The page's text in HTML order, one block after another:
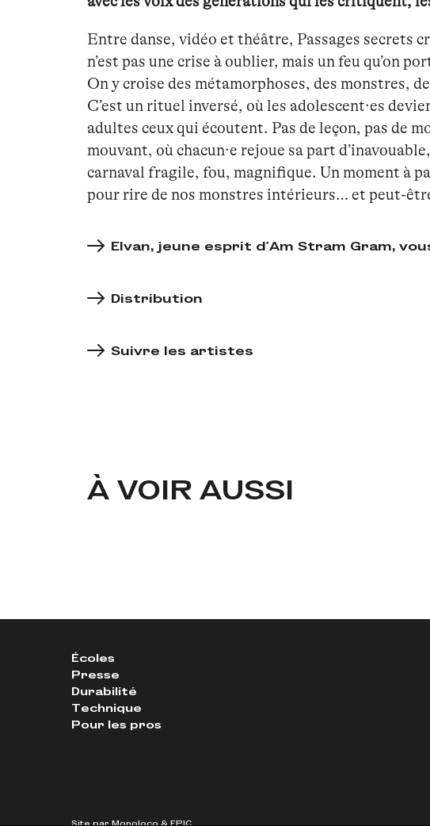
Entre danse, vidéo et théâtre, Passages secrets
n’est pas une crise à oublier, mais un feu qu’on
On y croise des métamorphoses, des monstres,
C’est un rituel inversé, où les adolescent·es
adultes ceux qui écoutent. Pas de leçon, pas de
mouvant, où chacun·e rejoue sa part
carnaval fragile, fou, magnifique. Un moment à
pour rire de nos monstres intérieurs… et peut-
Elvan, jeune esprit d'Am Stram Gram,
Distribution
Suivre les artistes
À VOIR AUSSI
Écoles
Presse
Durabilité
Technique
Pour les pros
Site parMonoloco&EPIC